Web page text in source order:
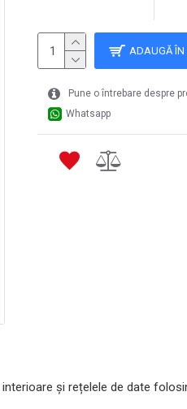
ADAUGĂ ÎN
Pune o întrebare despre
Whatsapp
și rețelele de date